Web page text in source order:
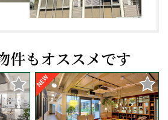
件もオススメです
NEW